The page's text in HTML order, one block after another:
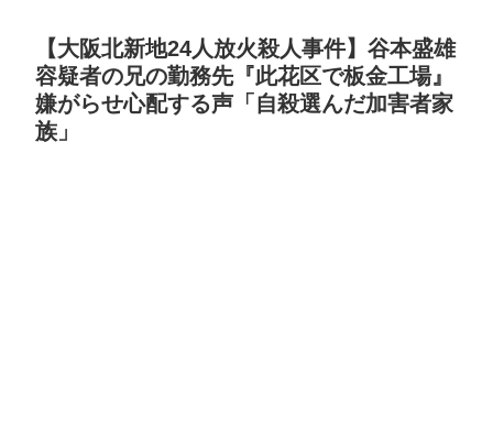
【大阪北新地24人放火殺人事件】谷本盛雄
容疑者の兄の勤務先『此花区で板金工場』
嫌がらせ心配する声「自殺選んだ加害者家
族」